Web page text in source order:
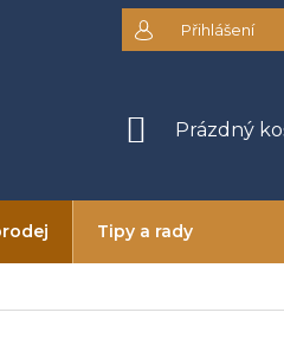
DOPRAVA A PLATBAPřihlášení
NÁKUPNÍ
Prázdný
Tipy a rady